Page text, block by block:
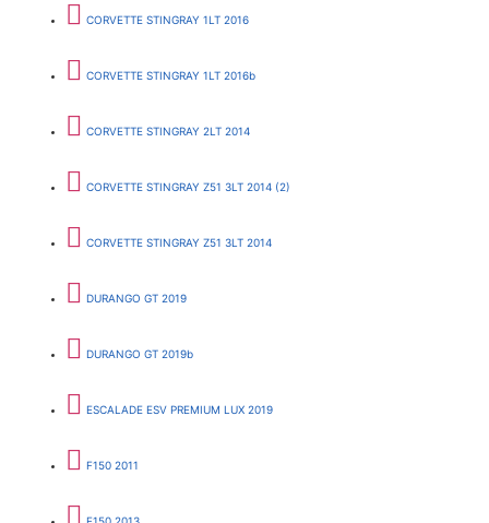
CORVETTE STINGRAY 1LT 2016
CORVETTE STINGRAY 1LT 2016b
CORVETTE STINGRAY 2LT 2014
CORVETTE STINGRAY Z51 3LT 2014 (2)
CORVETTE STINGRAY Z51 3LT 2014
DURANGO GT 2019
DURANGO GT 2019b
ESCALADE ESV PREMIUM LUX 2019
F150 2011